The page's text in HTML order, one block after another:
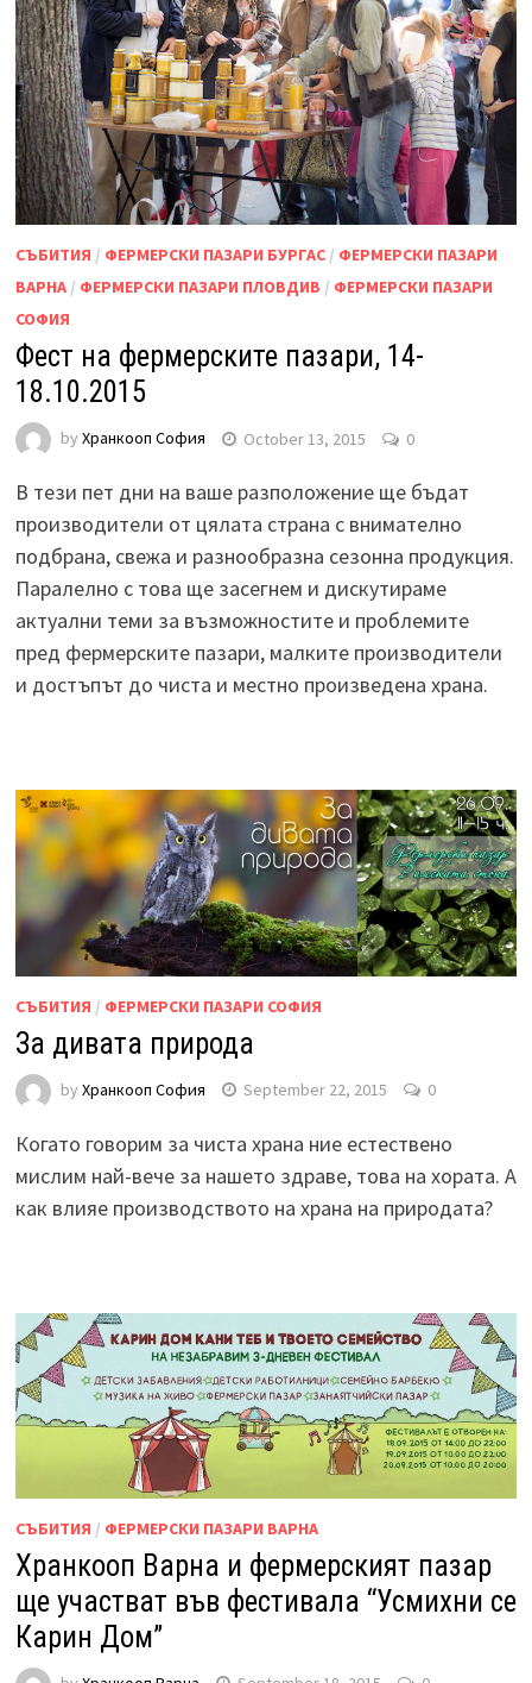
СЪБИТИЯ / ФЕРМЕРСКИ ПАЗАРИ БУРГАС/ ФЕРМЕРСКИ ПАЗАРИ
ВАРНА/ ФЕРМЕРСКИ ПАЗАРИ ПЛОВДИВ / ФЕРМЕРСКИ ПАЗАРИ
СОФИЯ
Фест на фермерските пазари, 14-
18.10.2015
by Хранкооп София October 13, 2015 0
В тези пет дни на ваше разположение ще бъдат
производители от цялата страна с внимателно
подбрана, свежа и разнообразна сезонна продукция.
Паралелно с това ще засегнем и дискутираме
актуални теми за възможностите и проблемите
пред фермерските пазари, малките производители
и достъпът до чиста и местно произведена храна.
СЪБИТИЯ / ФЕРМЕРСКИ ПАЗАРИ СОФИЯ
За дивата природа
by Хранкооп София September 22, 2015 0
Когато говорим за чиста храна ние естествено
мислим най-вече за нашето здраве, това на хората. А
как влияе производството на храна на природата?
СЪБИТИЯ / ФЕРМЕРСКИ ПАЗАРИ ВАРНА
Хранкооп Варна и фермерският пазар
ще участват във фестивала “Усмихни се
Карин Дом”